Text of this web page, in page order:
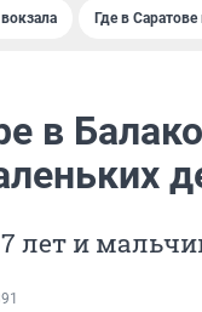
Где в
в
лет и